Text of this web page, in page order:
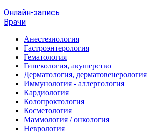
Онлайн-запись
Врачи
Анестезиология
Гастроэнтерология
Гематология
Гинекология, акушерство
Дерматология, дерматовенерология
Иммунология - аллергология
Кардиология
Колопроктология
Косметология
Маммология / онкология
Неврология